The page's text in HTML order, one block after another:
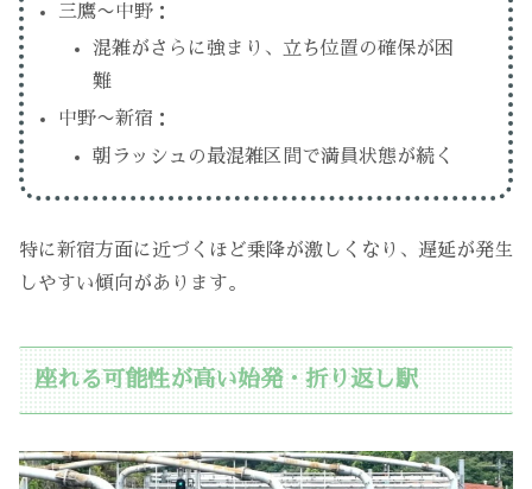
三鷹〜中野：
混雑がさらに強まり、立ち位置の確保が困
難
中野〜新宿：
朝ラッシュの最混雑区間で満員状態が続く
特に新宿方面に近づくほど乗降が激しくなり、遅延が発生
しやすい傾向があります。
座れる可能性が高い始発・折り返し駅